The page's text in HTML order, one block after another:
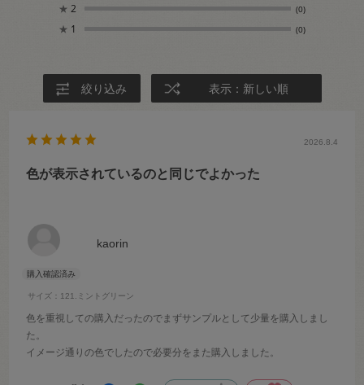
★ 2 (0)
★ 1 (0)
絞り込み 表示：新しい順
kaorin
サイズ：121.ミントグリーン
2026.8.4
色が表示されているのと同じでよかった
色を重視しての購入だったのでまずサンプルとして少量を購入しまし
た。
イメージ通りの色でしたので必要分をまた購入しました。